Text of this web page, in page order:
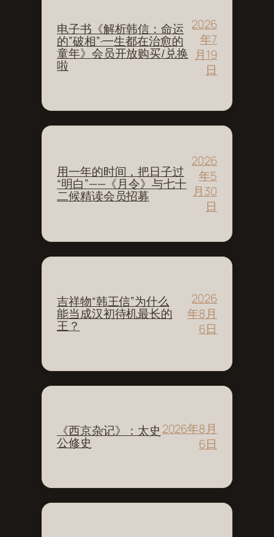
电子书《解析韩信：命运
的”破相”·一生都在治愈的
童年》会员开放购买/兑换
啦
2026
年7
月19
日
用一年的时间，把日子过
“明白”——《月令》与七十
二候精读会员招募
2026
年5
月30
日
吉祥物“韩王信”为什么
能当成汉初待机最长的
王？
2026
年8月
6日
《西京杂记》：太史
公修史
2026年8月
6日